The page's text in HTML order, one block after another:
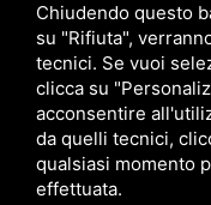
RICHIEDI UNA
Chiudendo questo
su "Rifiuta",
tecnici. Se vuoi
clicca su
acconsentire
da quelli tecnici,
qualsiasi momento
effettuata.